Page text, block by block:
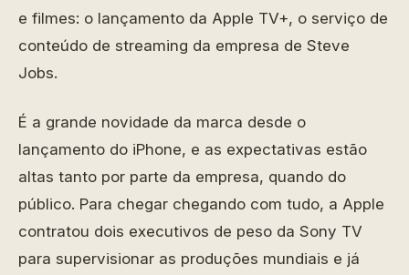
e filmes: o lançamento da Apple TV+, o serviço de
conteúdo de streaming da empresa de Steve
Jobs.
É a grande novidade da marca desde o
lançamento do iPhone, e as expectativas estão
altas tanto por parte da empresa, quando do
público. Para chegar chegando com tudo, a Apple
contratou dois executivos de peso da Sony TV
para supervisionar as produções mundiais e já